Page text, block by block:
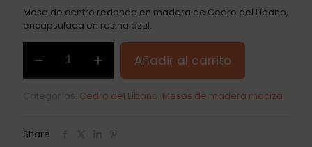
Mesa de centro redonda en madera de Cedro del Líbano,
encapsulada en resina azul.
del
cantidad
Añadir al carrito
Cedro del Líbano Mesas de madera maciza
Share